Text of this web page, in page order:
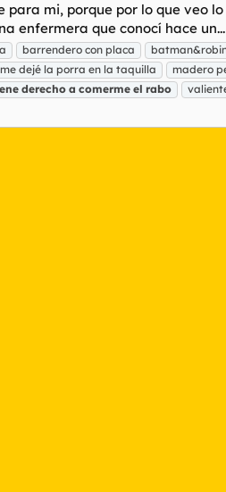
mi, porque por lo que veo
enfermera que conocí hace un...
barrendero con placa
dejé la porra en la taquilla
madero
derecho a comerme el rabo